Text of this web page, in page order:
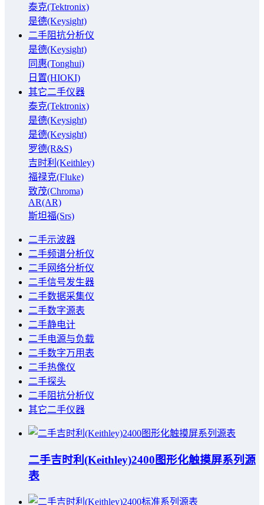
泰克(Tektronix)
是德(Keysight)
二手阻抗分析仪
是德(Keysight)
同惠(Tonghui)
日置(HIOKI)
其它二手仪器
泰克(Tektronix)
是德(Keysight)
是德(Keysight)
罗德(R&S)
吉时利(Keithley)
福禄克(Fluke)
致茂(Chroma)
AR(AR)
斯坦福(Srs)
二手示波器
二手频谱分析仪
二手网络分析仪
二手信号发生器
二手数据采集仪
二手数字源表
二手静电计
二手电源与负载
二手数字万用表
二手热像仪
二手探头
二手阻抗分析仪
其它二手仪器
二手吉时利(Keithley)2400图形化触摸屏系列源
表